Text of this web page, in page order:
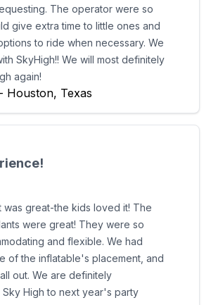
The operator were so
give extra time to little ones and
to ride when necessary. We
SkyHigh!! We will most definitely
again!
Houston, Texas
was great-the kids loved it! The
were great! They were so
and flexible. We had
of the inflatable's placement, and
out. We are definitely
Sky High to next year's party